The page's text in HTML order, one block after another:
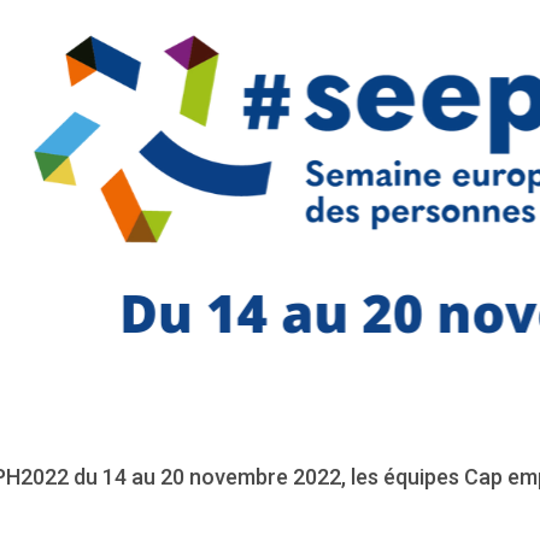
du 14 au 20 novembre 2022, les équipes Cap